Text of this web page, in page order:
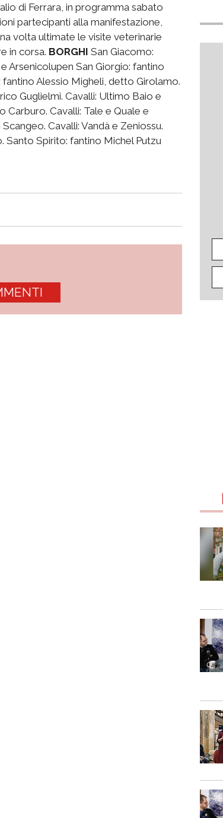
di Ferrara, in programma sabato
partecipanti alla manifestazione,
volta ultimate le visite veterinarie
in corsa. BORGHI San Giacomo:
Arsenicolupen San Giorgio: fantino
fantino Alessio Migheli, detto Girolamo.
Guglielmi. Cavalli: Ultimo Baio e
Cavalli: Tale e Quale e
Cavalli: Vandà e Zeniossu.
Santo Spirito: fantino Michel Putzu